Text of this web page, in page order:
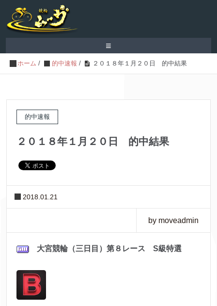
≡
ホーム / 的中速報 / ２０１８年１月２０日 的中結果
的中速報
２０１８年１月２０日 的中結果
2018.01.21
by moveadmin
大宮競輪（三日目）第８レース S級特選